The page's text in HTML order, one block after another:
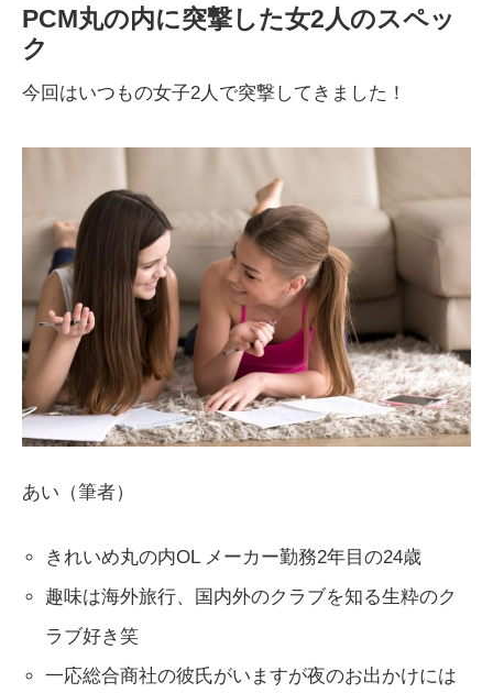
PCM丸の内に突撃した女2人のスペッ
ク
今回はいつもの女子2人で突撃してきました！
あい（筆者）
きれいめ丸の内OL メーカー勤務2年目の24歳
趣味は海外旅行、国内外のクラブを知る生粋のク
ラブ好き笑
一応総合商社の彼氏がいますが夜のお出かけには